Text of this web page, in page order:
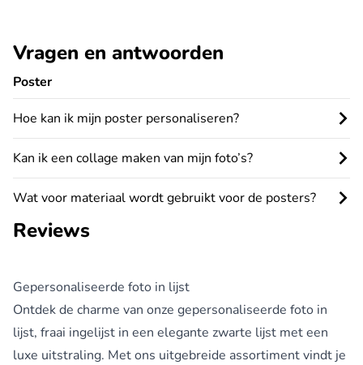
Vragen en antwoorden
Poster
Hoe kan ik mijn poster personaliseren?
Kan ik een collage maken van mijn foto’s?
Wat voor materiaal wordt gebruikt voor de posters?
Reviews
Gepersonaliseerde foto in lijst
Ontdek de charme van onze gepersonaliseerde foto in
lijst, fraai ingelijst in een elegante zwarte lijst met een
luxe uitstraling. Met ons uitgebreide assortiment vindt je